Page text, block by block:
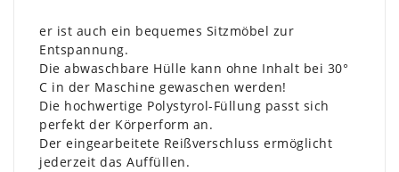
er ist auch ein bequemes Sitzmöbel zur
Entspannung.
Die abwaschbare Hülle kann ohne Inhalt bei 30°
C in der Maschine gewaschen werden!
Die hochwertige Polystyrol-Füllung passt sich
perfekt der Körperform an.
Der eingearbeitete Reißverschluss ermöglicht
jederzeit das Auffüllen.